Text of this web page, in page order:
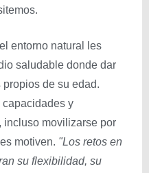
entorno natural les
saludable donde dar
de su edad.
capacidades y
incluso movilizarse por
motiven. "Los retos en
su flexibilidad, su